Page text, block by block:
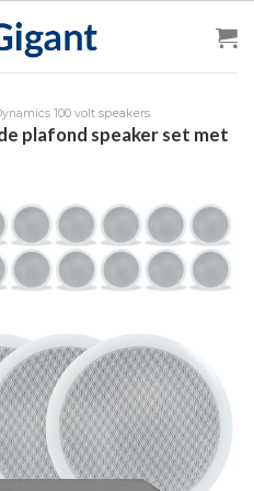
100 volt speakers
plafond speaker set met